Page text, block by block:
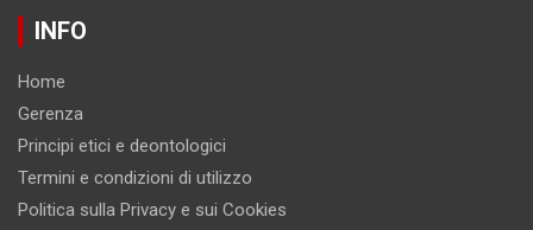
INFO
Home
Gerenza
Principi etici e deontologici
Termini e condizioni di utilizzo
Politica sulla Privacy e sui Cookies